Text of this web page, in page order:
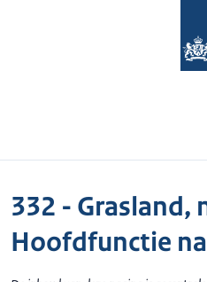
332 - Grasland,
Hoofdfunctie